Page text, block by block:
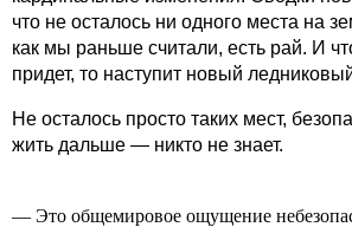
что не осталось ни одного места на
как мы раньше считали, есть рай. И
придет, то наступит новый
Не осталось просто таких мест,
жить дальше — никто не знает.
— Это общемировое ощущение